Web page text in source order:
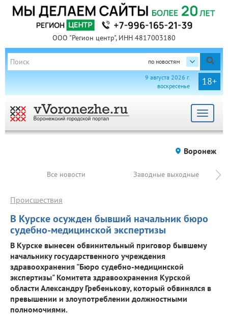
ООО "Регион центр", ИНН 4817003180
по новостям
18+
9 августа 2026 г.
воскресенье
Toggle
Воронеж
Все новости Заводные выходные
В Курске осужден бывший начальник бюро
судебно-медицинской экспертизы
Происшествия
В Курске вынесен обвинительный приговор бывшему
начальнику государственного учреждения
здравоохранения "Бюро судебно-медицинской
экспертизы" Комитета здравоохранения Курской
области Александру Гребенькову, который обвинялся в
превышении и злоупотреблении должностными
полномочиями.